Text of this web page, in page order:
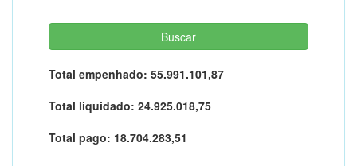
Total empenhado: 55.991.101,87
Total liquidado: 24.925.018,75
Total pago: 18.704.283,51